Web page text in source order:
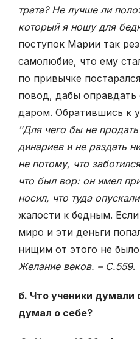
трата? Не лучше ли
который я ношу для
поступок Марии так
самолюбие, что ему
по привычке
повод, дабы оправдать
даром. Обратившись к
″Для чего бы не
динариев и не раздать
не потому, что
что был вор: он имел
носил, что туда
жалости к бедным.
миро и эти деньги
нищим от этого не
Желание веков. – С.559.
б. Что ученики думали
думал о себе?